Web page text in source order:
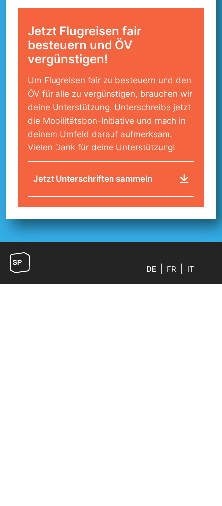
Jetzt Flugreisen fair
besteuern und ÖV
vergünstigen!
Um Flugreisen fair zu besteuern und den
ÖV für alle zu vergünstigen, brauchen wir
deine Unterstützung. Unterschreibe jetzt
die Mobilitätsbon-Initiative und mach in
deinem Umfeld darauf aufmerksam.
Vielen Dank für deine Unterstützung!
Jetzt Unterschriften sammeln
DE FR IT